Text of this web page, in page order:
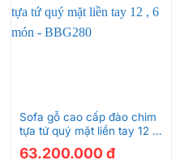
Sofa gỗ cao cấp đào chim
tựa tứ quý mặt liền tay 12 ,
63.200.000 ₫